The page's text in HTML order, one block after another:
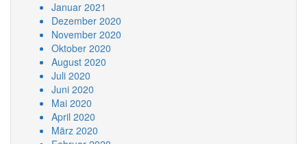
Januar 2021
Dezember 2020
November 2020
Oktober 2020
August 2020
Juli 2020
Juni 2020
Mai 2020
April 2020
März 2020